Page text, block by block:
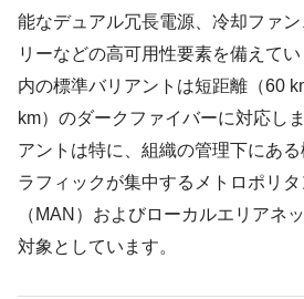
能なデュアル冗長電源、冷却ファ
リーなどの高可用性要素を備えて
内の標準バリアントは短距離（60
km）のダークファイバーに対応し
アントは特に、組織の管理下にあ
ラフィックが集中するメトロポリ
（MAN）およびローカルエリアネ
対象としています。